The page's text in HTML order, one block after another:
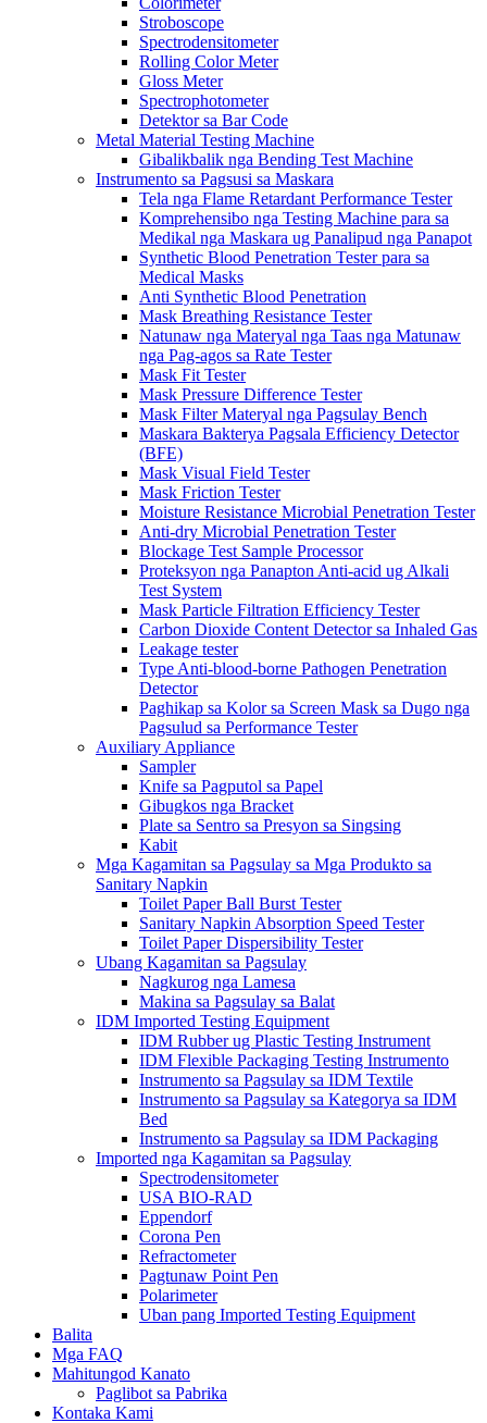
Stroboscope
Spectrodensitometer
Rolling Color Meter
Gloss Meter
Spectrophotometer
Detektor sa Bar Code
Metal Material Testing Machine
Gibalikbalik nga Bending Test Machine
Instrumento sa Pagsusi sa Maskara
Tela nga Flame Retardant Performance Tester
Komprehensibo nga Testing Machine para sa
Medikal nga Maskara ug Panalipud nga Panapot
Synthetic Blood Penetration Tester para sa
Medical Masks
Anti Synthetic Blood Penetration
Mask Breathing Resistance Tester
Natunaw nga Materyal nga Taas nga Matunaw
nga Pag-agos sa Rate Tester
Mask Fit Tester
Mask Pressure Difference Tester
Mask Filter Materyal nga Pagsulay Bench
Maskara Bakterya Pagsala Efficiency Detector
(BFE)
Mask Visual Field Tester
Mask Friction Tester
Moisture Resistance Microbial Penetration Tester
Anti-dry Microbial Penetration Tester
Blockage Test Sample Processor
Proteksyon nga Panapton Anti-acid ug Alkali
Test System
Mask Particle Filtration Efficiency Tester
Carbon Dioxide Content Detector sa Inhaled Gas
Leakage tester
Type Anti-blood-borne Pathogen Penetration
Detector
Paghikap sa Kolor sa Screen Mask sa Dugo nga
Pagsulud sa Performance Tester
Auxiliary Appliance
Sampler
Knife sa Pagputol sa Papel
Gibugkos nga Bracket
Plate sa Sentro sa Presyon sa Singsing
Kabit
Mga Kagamitan sa Pagsulay sa Mga Produkto sa
Sanitary Napkin
Toilet Paper Ball Burst Tester
Sanitary Napkin Absorption Speed ​​Tester
Toilet Paper Dispersibility Tester
Ubang Kagamitan sa Pagsulay
Nagkurog nga Lamesa
Makina sa Pagsulay sa Balat
IDM Imported Testing Equipment
IDM Rubber ug Plastic Testing Instrument
IDM Flexible Packaging Testing Instrumento
Instrumento sa Pagsulay sa IDM Textile
Instrumento sa Pagsulay sa Kategorya sa IDM
Bed
Instrumento sa Pagsulay sa IDM Packaging
Imported nga Kagamitan sa Pagsulay
Spectrodensitometer
USA BIO-RAD
Eppendorf
Corona Pen
Refractometer
Pagtunaw Point Pen
Polarimeter
Uban pang Imported Testing Equipment
Balita
Mga FAQ
Mahitungod Kanato
Paglibot sa Pabrika
Kontaka Kami